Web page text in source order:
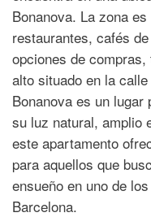
Bonanova. La zona
restaurantes, cafés
opciones de
alto situado en la
Bonanova es un
su luz natural, amplio
este apartamento
para aquellos que
ensueño en uno de
Barcelona.